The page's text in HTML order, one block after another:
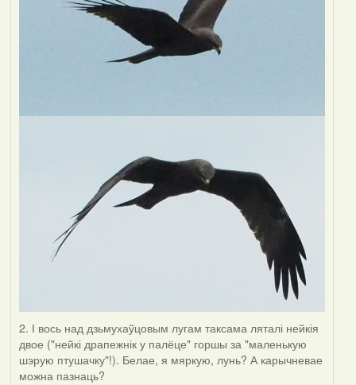
2. І вось над дзьмухаўцовым лугам таксама ляталі нейкія
двое ("нейкі драпежнік у палёце" горшы за "маленькую
шэрую птушачку"!). Белае, я мяркую, лунь? А карычневае
можна пазнаць?